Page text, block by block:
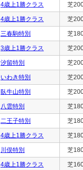
4歳上1勝クラス 芝
4歳上1勝クラス 芝
三春駒特別 芝
3歳上1勝クラス 芝
汐留特別 芝
いわき特別 芝
臥牛山特別 芝
八雲特別 芝
二王子特別 芝
4歳上1勝クラス 芝
川俣特別 芝
4歳上1勝クラス 芝